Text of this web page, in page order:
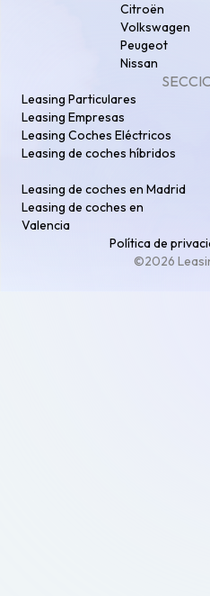
Citroën
Volkswagen
Peugeot
Nissan
Leasing Particulares
Leasing Empresas
Leasing Coches Eléctricos
Leasing de coches híbridos
Leasing de coches en Madrid
Leasing de coches en
Valencia
Política de
©2026